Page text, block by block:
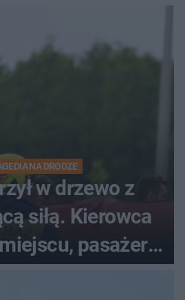
NA DRODZE
w drzewo z
siłą. Kierowca
pasażer